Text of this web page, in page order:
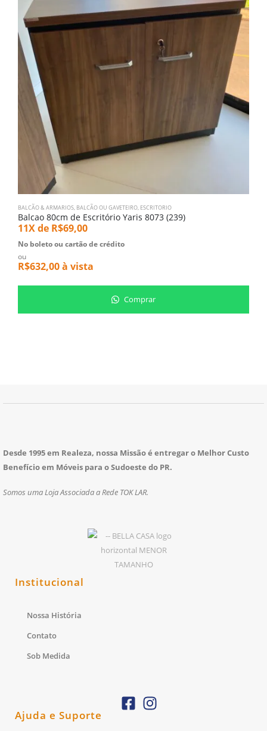
BALCÃO & ARMARIOS, BALCÃO OU GAVETEIRO, ESCRITORIO
Balcao 80cm de Escritório Yaris 8073 (239)
11X de R$69,00
No boleto ou cartão de crédito
ou
R$632,00à vista
Comprar
Desde 1995 em Realeza, nossa Missão é entregar o Melhor Custo
Benefício em Móveis para o Sudoeste do PR.
Somos uma Loja Associada a Rede TOK LAR.
Institucional
Nossa História
Contato
Sob Medida
Ajuda e Suporte